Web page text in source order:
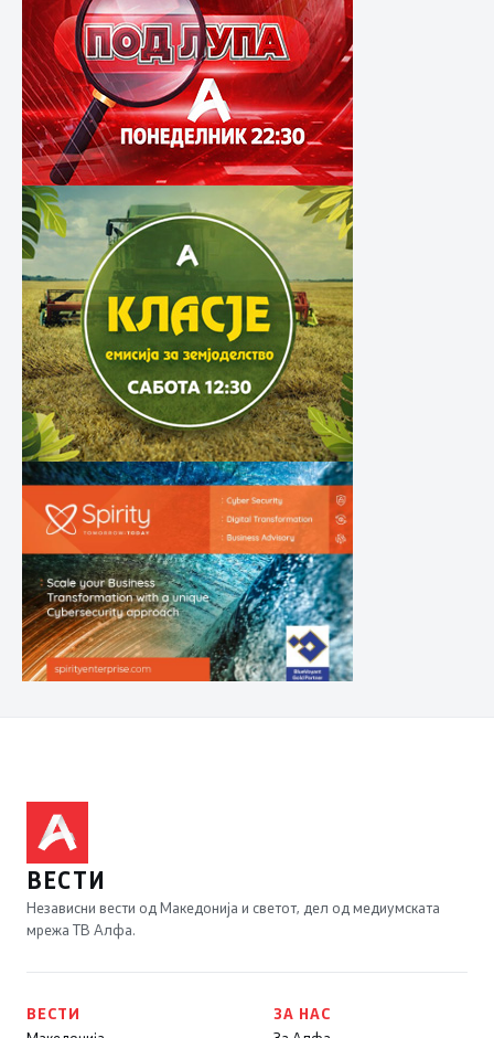
ВЕСТИ
Независни вести од Македонија и светот, дел од медиумската
мрежа ТВ Алфа.
ВЕСТИ
ЗА НАС